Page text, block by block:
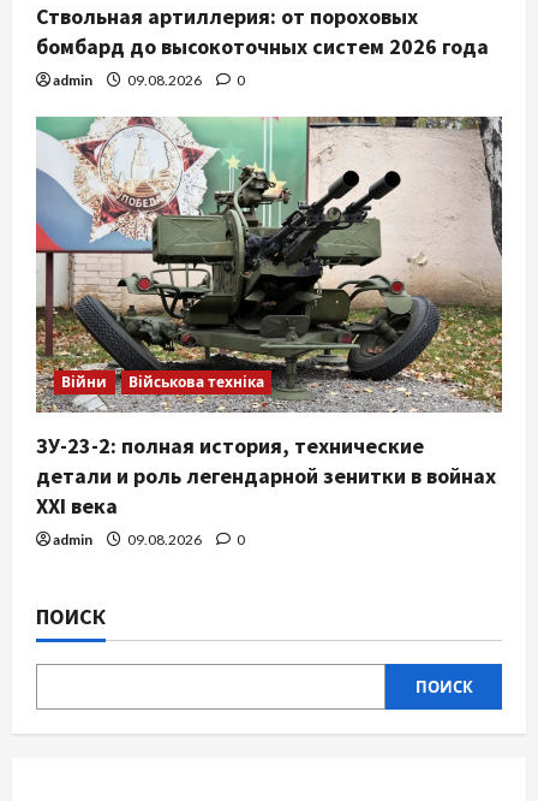
Ствольная артиллерия: от пороховых
бомбард до высокоточных систем 2026 года
admin 09.08.2026 0
Війни Військова техніка
ЗУ-23-2: полная история, технические
детали и роль легендарной зенитки в войнах
XXI века
admin 09.08.2026 0
ПОИСК
ПОИСК